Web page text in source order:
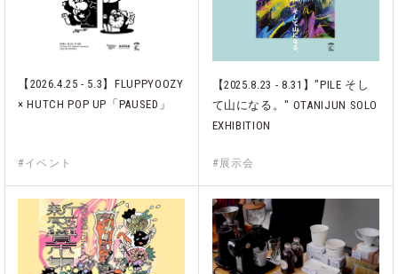
【2026.4.25 - 5.3】FLUPPYOOZY
× HUTCH POP UP「PAUSED」
#イベント
【2025.8.23 - 8.31】"PILE そし
て山になる。" OTANIJUN SOLO
EXHIBITION
#展示会